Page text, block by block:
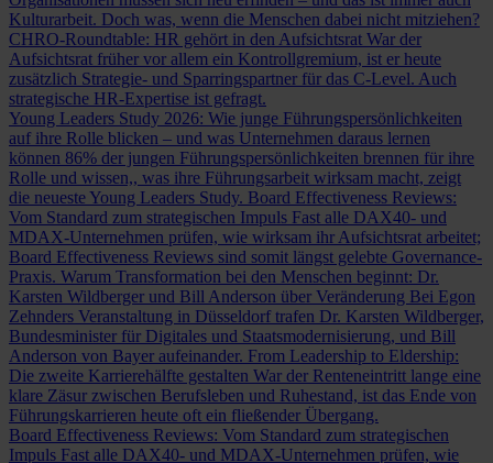
Kulturarbeit. Doch was, wenn die Menschen dabei nicht mitziehen?
CHRO-Roundtable: HR gehört in den Aufsichtsrat War der
Aufsichtsrat früher vor allem ein Kontrollgremium, ist er heute
zusätzlich Strategie- und Sparringspartner für das C-Level. Auch
strategische HR-Expertise ist gefragt.
Young Leaders Study 2026: Wie junge Führungspersönlichkeiten
auf ihre Rolle blicken – und was Unternehmen daraus lernen
können 86% der jungen Führungspersönlichkeiten brennen für ihre
Rolle und wissen,, was ihre Führungsarbeit wirksam macht, zeigt
die neueste Young Leaders Study. Board Effectiveness Reviews:
Vom Standard zum strategischen Impuls Fast alle DAX40- und
MDAX-Unternehmen prüfen, wie wirksam ihr Aufsichtsrat arbeitet;
Board Effectiveness Reviews sind somit längst gelebte Governance-
Praxis. Warum Transformation bei den Menschen beginnt: Dr.
Karsten Wildberger und Bill Anderson über Veränderung Bei Egon
Zehnders Veranstaltung in Düsseldorf trafen Dr. Karsten Wildberger,
Bundesminister für Digitales und Staatsmodernisierung, und Bill
Anderson von Bayer aufeinander. From Leadership to Eldership:
Die zweite Karrierehälfte gestalten War der Renteneintritt lange eine
klare Zäsur zwischen Berufsleben und Ruhestand, ist das Ende von
Führungskarrieren heute oft ein fließender Übergang.
Board Effectiveness Reviews: Vom Standard zum strategischen
Impuls Fast alle DAX40- und MDAX-Unternehmen prüfen, wie